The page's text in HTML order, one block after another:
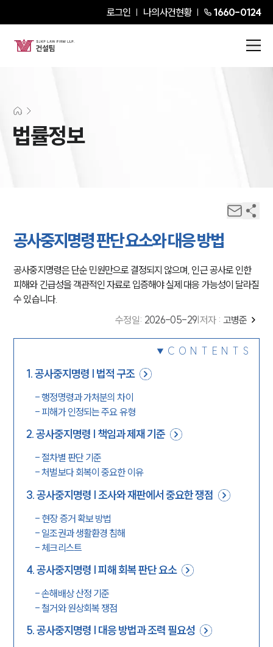
로그인 나의사건현황 1660-0124
법률정보
공사중지명령 판단 요소와 대응 방법
공사중지명령은 단순 민원만으로 결정되지 않으며, 인근 공사로 인한
피해와 긴급성을 객관적인 자료로 입증해야 실제 대응 가능성이 달라질
수 있습니다.
수정일: 2026-05-29 저자 : 고병준
CONTENTS
1.공사중지명령 | 법적 구조
-행정명령과 가처분의 차이
- 피해가 인정되는 주요 유형
2.공사중지명령 | 책임과 제재 기준
- 절차별 판단 기준
-처벌보다 회복이 중요한 이유
3.공사중지명령 | 조사와 재판에서 중요한 쟁점
- 현장 증거 확보 방법
- 일조권과 생활환경 침해
- 체크리스트
4.공사중지명령 | 피해 회복 판단 요소
-손해배상 산정 기준
- 철거와 원상회복 쟁점
5.공사중지명령 | 대응 방법과 조력 필요성